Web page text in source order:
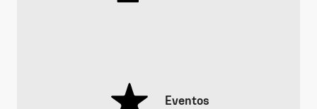
Eventos